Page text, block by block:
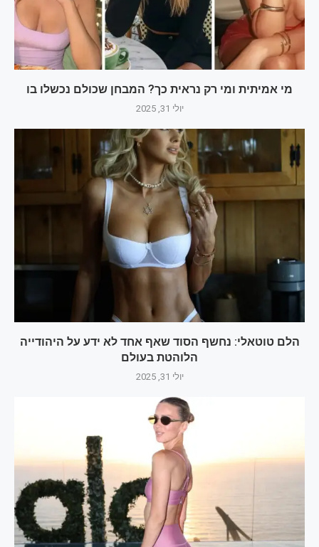
מי אמיתית ומי רק נראית כך? המבחן שכולם נכשלו בו
יולי 31, 2025
הלם טוטאלי: נחשף הסוד שאף אחד לא ידע על היהודייה
הלוהטת בעולם‎
יולי 31, 2025